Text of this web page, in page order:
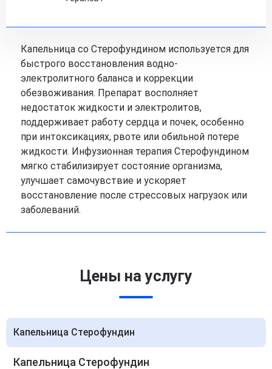
Капельница со Стерофундином используется для
быстрого восстановления водно-
электролитного баланса и коррекции
обезвоживания. Препарат восполняет
недостаток жидкости и электролитов,
поддерживает работу сердца и почек, особенно
при интоксикациях, рвоте или обильной потере
жидкости. Инфузионная терапия Стерофундином
мягко стабилизирует состояние организма,
улучшает самочувствие и ускоряет
восстановление после стрессовых нагрузок или
заболеваний.
Цены на услугу
Капельница Стерофундин
Капельница Стерофундин